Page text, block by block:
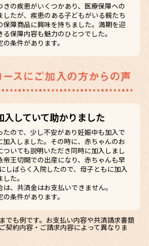
きの疾患がいくつかあり、医療保障への
したが、疾患のある子どもがいる親たち
保障商品に興味を持ちました。満期を迎
保障内容も魅力のひとつでした。
条件があります。
入していて助かりました
たので、少し不安があり妊娠中も加入で
加入しました。その時に、赤ちゃんのお
ついても説明いただき同時に加入しまし
帝王切開での出産になり、赤ちゃんも早
しばらく入院したので、母子ともに加入
た。
、共済金はお支払いできません。
条件があります。
でも例です。お支払い内容や共済請求書類
契約内容・ご請求内容によって異なりま